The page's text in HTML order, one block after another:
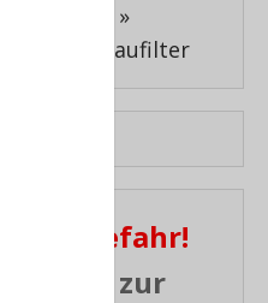
»
Graufilter
nicht zur